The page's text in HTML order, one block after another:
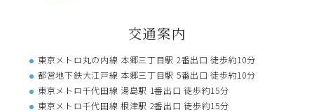
交通案内
東京メトロ丸の内線 本郷三丁目駅 2番出口 徒歩約10分
都営地下鉄大江戸線 本郷三丁目駅 5番出口 徒歩約10分
東京メトロ千代田線 湯島駅 1番出口 徒歩約15分
東京メトロ千代田線 根津駅 2番出口 徒歩約15分